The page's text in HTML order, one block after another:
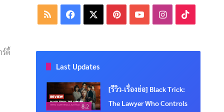
ร์ตี้
RSS Facebook PinterestYouTubeInstagram
Last Updates
8.2
[รีวิว-เรื่องย่อ] Black Trick:
The Lawyer Who Controls